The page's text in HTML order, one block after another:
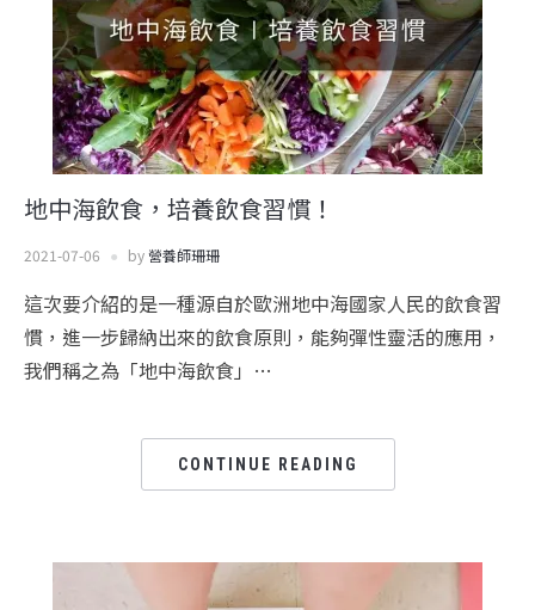
地中海飲食，培養飲食習慣！
2021-07-06 by營養師珊珊
這次要介紹的是一種源自於歐洲地中海國家人民的飲食習
慣，進一步歸納出來的飲食原則，能夠彈性靈活的應用，
我們稱之為「地中海飲食」…
CONTINUE READING